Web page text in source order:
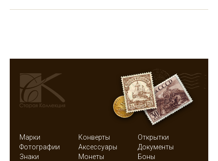
Марки Конверты
Открытки
Фотографии
Аксессуары
Документы
Знаки
Монеты Боны